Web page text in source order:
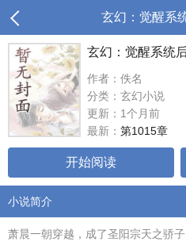
玄幻：觉醒系
玄幻：觉醒系统
作者：佚名
分类：玄幻小说
更新：1个月前
最新： 第1015章
开始阅读
小说简介
萧晨一朝穿越，成了圣阳宗天之骄